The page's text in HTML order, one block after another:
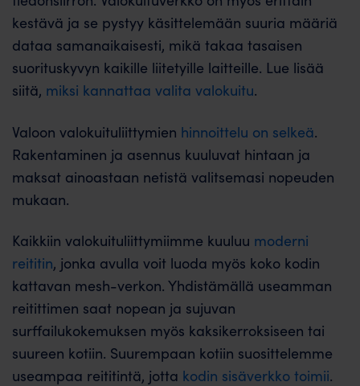
kestävä ja se pystyy käsittelemään suuria määriä
dataa samanaikaisesti, mikä takaa tasaisen
suorituskyvyn kaikille liitetyille laitteille. Lue lisää
siitä, miksi kannattaa valita valokuitu.
Valoon valokuituliittymien hinnoittelu on selkeä.
Rakentaminen ja asennus kuuluvat hintaan ja
maksat ainoastaan netistä valitsemasi nopeuden
mukaan.
Kaikkiin valokuituliittymiimme kuuluu moderni
reititin, jonka avulla voit luoda myös koko kodin
kattavan mesh-verkon. Yhdistämällä useamman
reitittimen saat nopean ja sujuvan
surffailukokemuksen myös kaksikerroksiseen tai
suureen kotiin. Suurempaan kotiin suosittelemme
useampaa reititintä, jotta kodin sisäverkko toimii.